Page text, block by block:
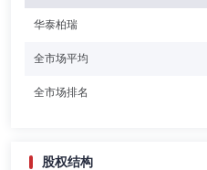
华泰柏瑞
全市场平均
全市场排名
股权结构